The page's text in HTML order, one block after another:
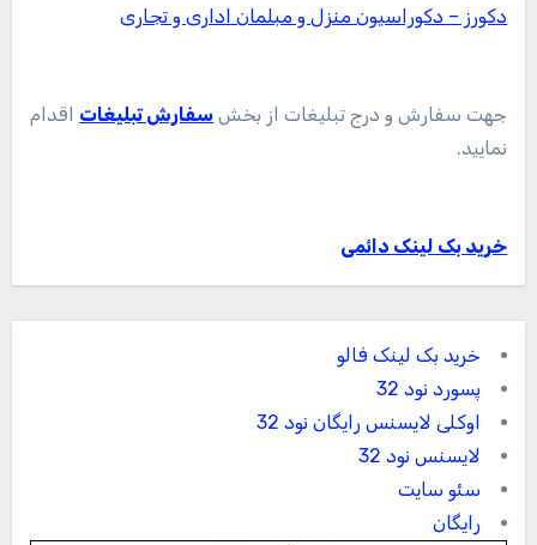
دکورز – دکوراسیون منزل و مبلمان اداری و تجاری
جهت سفارش و درج تبلیغات از بخش سفارش تبلیغات اقدام
نمایید.
خرید بک لینک دائمی
خرید بک لینک فالو
پسورد نود 32
اوکلی لایسنس رایگان نود 32
لایسنس نود 32
سئو سایت
رایگان